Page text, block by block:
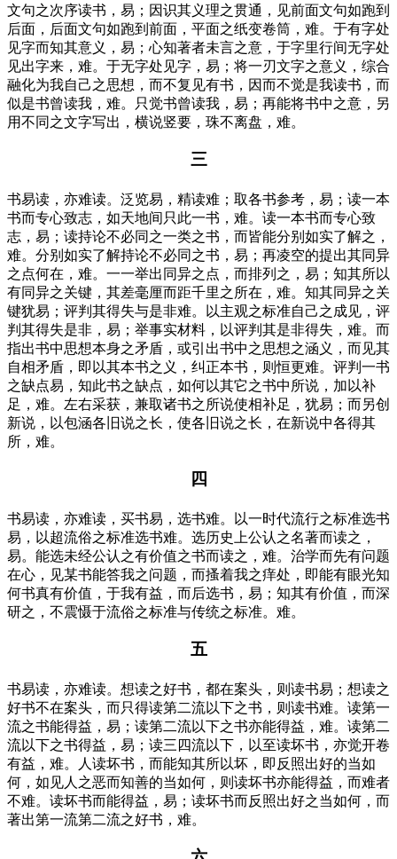
文句之次序读书，易；因识其义理之贯通，见前面文句如跑到
后面，后面文句如跑到前面，平面之纸变卷筒，难。于有字处
见字而知其意义，易；心知著者未言之意，于字里行间无字处
见出字来，难。于无字处见字，易；将一刃文字之意义，综合
融化为我自己之思想，而不复见有书，因而不觉是我读书，而
似是书曾读我，难。只觉书曾读我，易；再能将书中之意，另
用不同之文字写出，横说竖要，珠不离盘，难。
三
书易读，亦难读。泛览易，精读难；取各书参考，易；读一本
书而专心致志，如天地间只此一书，难。读一本书而专心致
志，易；读持论不必同之一类之书，而皆能分别如实了解之，
难。分别如实了解持论不必同之书，易；再凌空的提出其同异
之点何在，难。一一举出同异之点，而排列之，易；知其所以
有同异之关键，其差毫厘而距千里之所在，难。知其同异之关
键犹易；评判其得失与是非难。以主观之标准自己之成见，评
判其得失是非，易；举事实材料，以评判其是非得失，难。而
指出书中思想本身之矛盾，或引出书中之思想之涵义，而见其
自相矛盾，即以其本书之义，纠正本书，则恒更难。评判一书
之缺点易，知此书之缺点，如何以其它之书中所说，加以补
足，难。左右采获，兼取诸书之所说使相补足，犹易；而另创
新说，以包涵各旧说之长，使各旧说之长，在新说中各得其
所，难。
四
书易读，亦难读，买书易，选书难。以一时代流行之标准选书
易，以超流俗之标准选书难。选历史上公认之名著而读之，
易。能选未经公认之有价值之书而读之，难。治学而先有问题
在心，见某书能答我之问题，而搔着我之痒处，即能有眼光知
何书真有价值，于我有益，而后选书，易；知其有价值，而深
研之，不震慑于流俗之标准与传统之标准。难。
五
书易读，亦难读。想读之好书，都在案头，则读书易；想读之
好书不在案头，而只得读第二流以下之书，则读书难。读第一
流之书能得益，易；读第二流以下之书亦能得益，难。读第二
流以下之书得益，易；读三四流以下，以至读坏书，亦觉开卷
有益，难。人读坏书，而能知其所以坏，即反照出好的当如
何，如见人之恶而知善的当如何，则读坏书亦能得益，而难者
不难。读坏书而能得益，易；读坏书而反照出好之当如何，而
著出第一流第二流之好书，难。